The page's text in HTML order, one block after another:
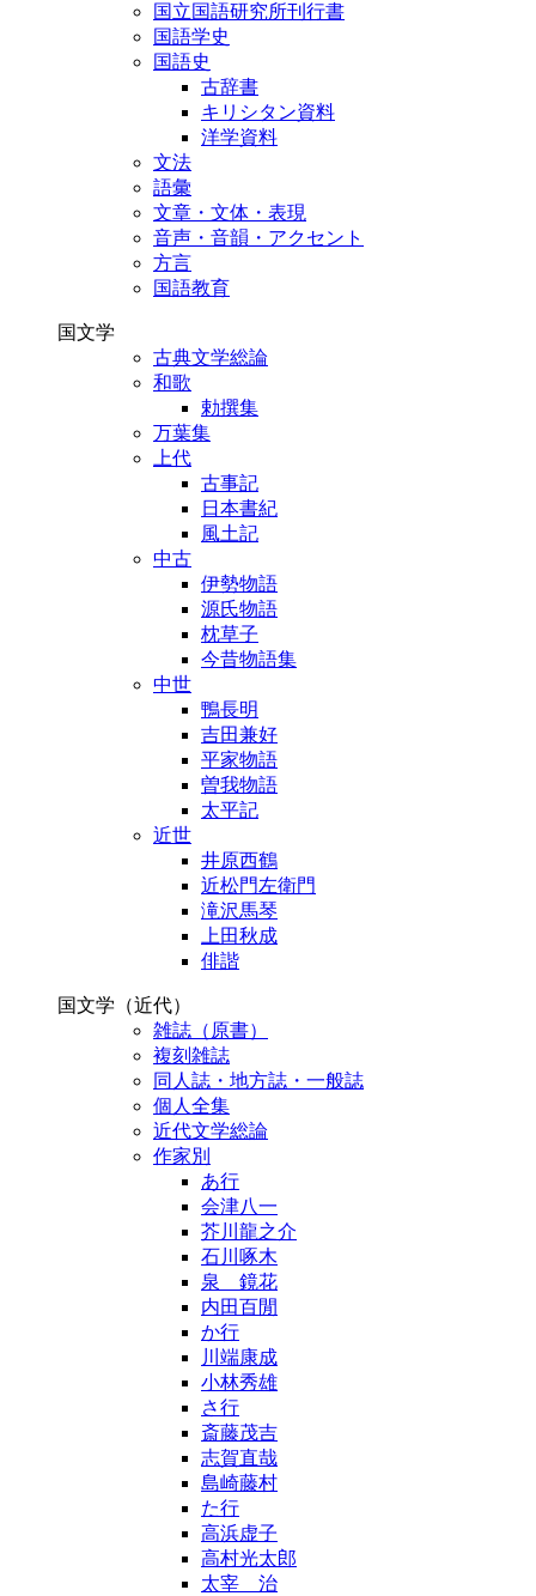
国立国語研究所刊行書
国語学史
国語史
古辞書
キリシタン資料
洋学資料
文法
語彙
文章・文体・表現
音声・音韻・アクセント
方言
国語教育
国文学
古典文学総論
和歌
勅撰集
万葉集
上代
古事記
日本書紀
風土記
中古
伊勢物語
源氏物語
枕草子
今昔物語集
中世
鴨長明
吉田兼好
平家物語
曽我物語
太平記
近世
井原西鶴
近松門左衛門
滝沢馬琴
上田秋成
俳諧
国文学（近代）
雑誌（原書）
複刻雑誌
同人誌・地方誌・一般誌
個人全集
近代文学総論
作家別
あ行
会津八一
芥川龍之介
石川啄木
泉 鏡花
内田百閒
か行
川端康成
小林秀雄
さ行
斎藤茂吉
志賀直哉
島崎藤村
た行
高浜虚子
高村光太郎
太宰 治